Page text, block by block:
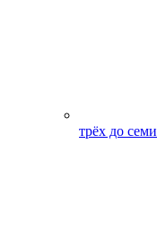
трёх до семи